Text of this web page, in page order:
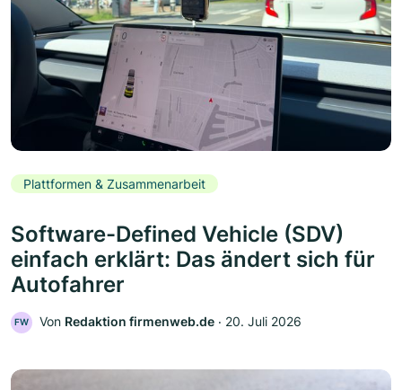
Plattformen & Zusammenarbeit
Software-Defined Vehicle (SDV)
einfach erklärt: Das ändert sich für
Autofahrer
FW Von Redaktion firmenweb.de ‧ 20. Juli 2026